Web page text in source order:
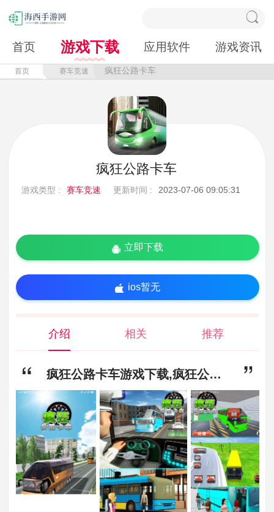
首页 游戏下载 应用软件 游戏资讯
首页 赛车竞速 疯狂公路卡车
疯狂公路卡车
游戏类型 : 赛车竞速 更新时间 : 2023-07-06 09:05:31
立即下载
ios暂无
介绍 相关 推荐
疯狂公路卡车游戏下载,疯狂公路卡车最新手机版下载